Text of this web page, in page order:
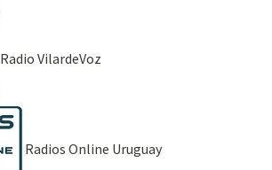
Radio VilardeVoz
Radios Online Uruguay